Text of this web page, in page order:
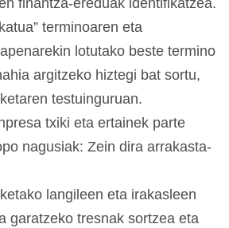
finantza-ereduak identifikatzea.
terminoaren eta
lotutako beste termino
argitzeko hiztegi bat sortu,
testuinguruan.
txiki eta ertainek parte
nagusiak: Zein dira arrakasta-
langileen eta irakasleen
garatzeko tresnak sortzea eta